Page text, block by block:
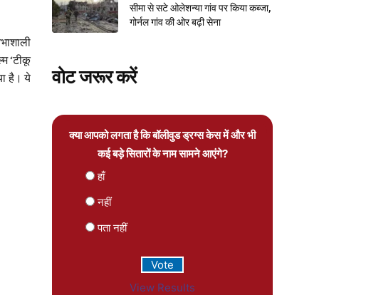
‘टीकू
है। ये
सीमा से सटे ओलेशन्या गांव पर किया कब्जा,
गोर्नल गांव की ओर बढ़ी सेना
वोट जरूर करें
क्या आपको लगता है कि बॉलीवुड ड्रग्स केस में और भी
कई बड़े सितारों के नाम सामने आएंगे?
हाँ
नहीं
पता नहीं
View Results